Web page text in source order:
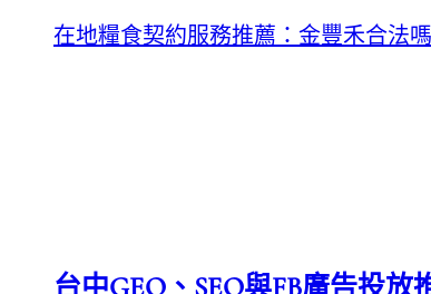
在地糧食契約服務推薦：金豐禾合法
台中GEO、SEO與FB廣告投放